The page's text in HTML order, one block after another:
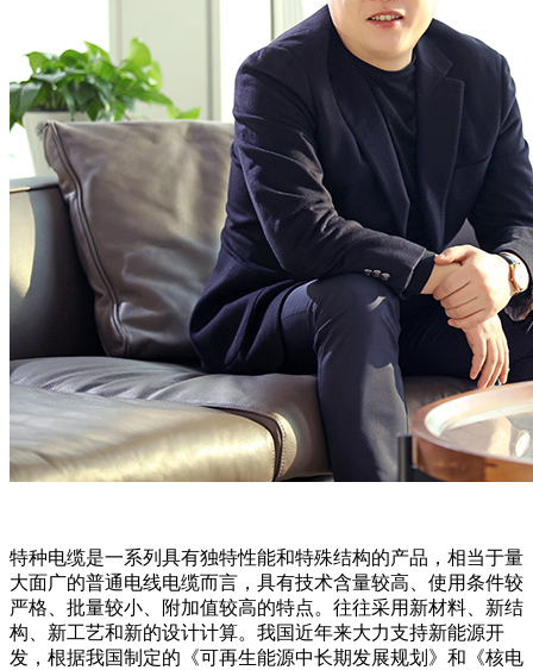
特种电缆是一系列具有独特性能和特殊结构的产品，相当于量
大面广的普通电线电缆而言，具有技术含量较高、使用条件较
严格、批量较小、附加值较高的特点。往往采用新材料、新结
构、新工艺和新的设计计算。我国近年来大力支持新能源开
发，根据我国制定的《可再生能源中长期发展规划》和《核电